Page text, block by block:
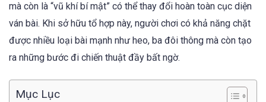
mà còn là “vũ khí bí mật” có thể thay đổi hoàn toàn cục diện
ván bài. Khi sở hữu tổ hợp này, người chơi có khả năng chặt
được nhiều loại bài mạnh như heo, ba đôi thông mà còn tạo
ra những bước đi chiến thuật đầy bất ngờ.
Mục Lục